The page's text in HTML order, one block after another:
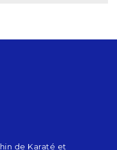
de Karaté et